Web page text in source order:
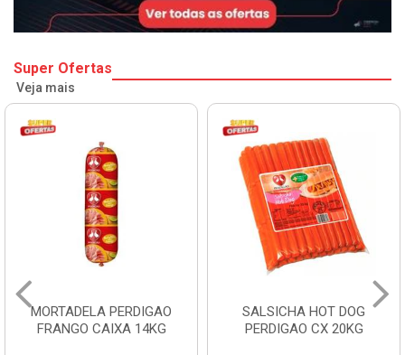
Super Ofertas
Veja mais
MORTADELA PERDIGAO
FRANGO CAIXA 14KG
SALSICHA HOT DOG
PERDIGAO CX 20KG